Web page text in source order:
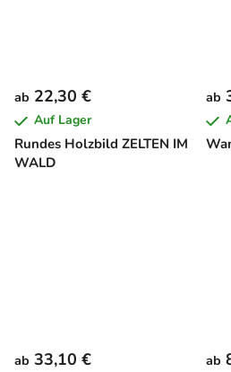
Rundes Holzbild ZELTEN IM
WALD
ab 22,30 €
Auf Lager
ab
ab 33,10 € ab